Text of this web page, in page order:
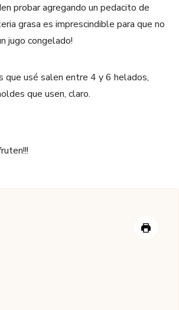
probar agregando un pedacito de
grasa es imprescindible para que no
jugo congelado!
que usé salen entre 4 y 6 helados,
que usen, claro.